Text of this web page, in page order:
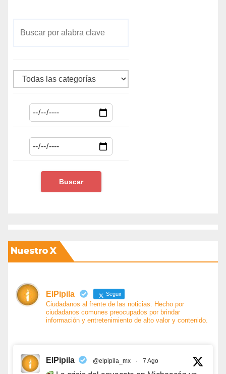
Nuestro X
ElPipila Seguir
Ciudadanos al frente de las noticias. Hecho por
ciudadanos comunes preocupados por brindar
información y entretenimiento de alto valor y contenido.
ElPipila @elpipila_mx · 7 Ago